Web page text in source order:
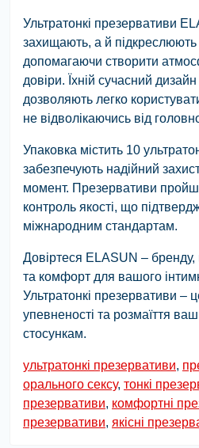
Ультратонкі презервативи
захищають, а й
допомагаючи створити
довіри. Їхній сучасний
дозволяють легко
не відволікаючись від
Упаковка містить 10
забезпечують надійний
момент. Презервативи
контроль якості, що
міжнародним стандартам.
Довіртеся ELASUN – бренду,
та комфорт для вашого
Ультратонкі презервативи –
упевненості та розмаїття
стосункам.
ультратонкі презервативи,
орального сексу, тонкі
презервативи, комфортні
презервативи, якісні